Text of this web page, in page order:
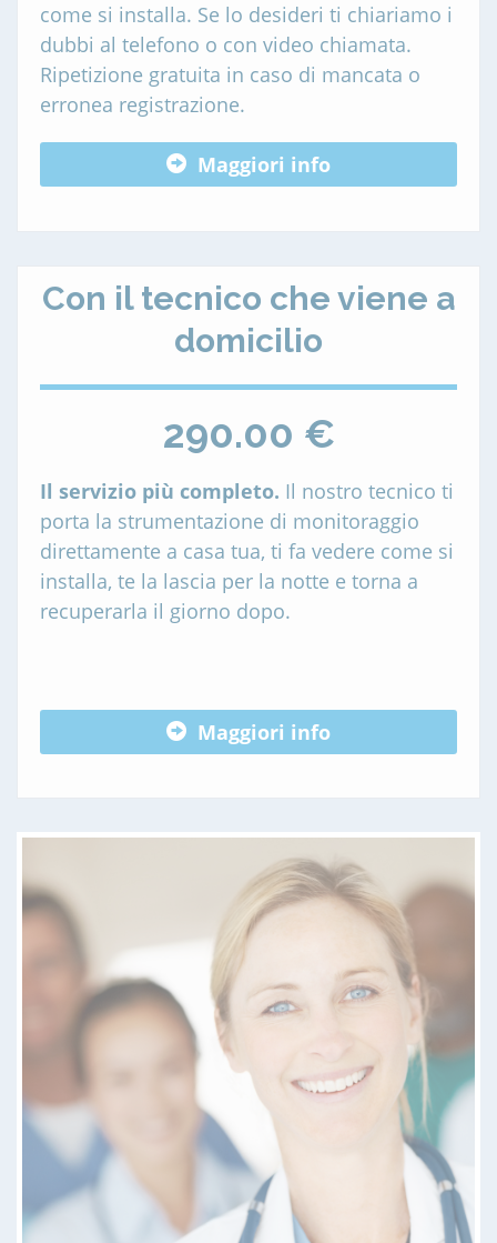
come si installa. Se lo desideri ti chiariamo i
dubbi al telefono o con video chiamata.
Ripetizione gratuita in caso di mancata o
erronea registrazione.
Maggiori info
Con il tecnico che viene a
domicilio
290.00 €
Il servizio più completo. Il nostro tecnico ti
porta la strumentazione di monitoraggio
direttamente a casa tua, ti fa vedere come si
installa, te la lascia per la notte e torna a
recuperarla il giorno dopo.
Maggiori info